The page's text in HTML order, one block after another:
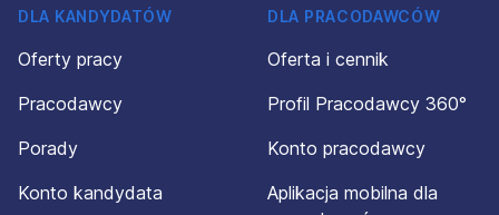
DLA KANDYDATÓW
Oferty pracy
Pracodawcy
Porady
Konto kandydata
DLA PRACODAWCÓW
Oferta i cennik
Profil Pracodawcy 360°
Konto pracodawcy
Aplikacja mobilna dla